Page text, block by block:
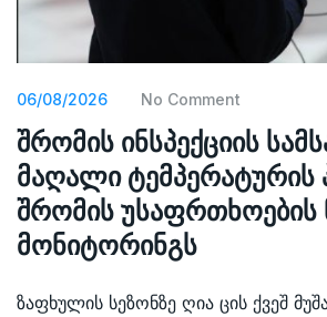
06/08/2026 No Comment
შრომის ინსპექციის
მაღალი ტემპერატურის
შრომის უსაფრთხოების
მონიტორინგს
ზაფხულის სეზონზე ღია ცის ქვეშ